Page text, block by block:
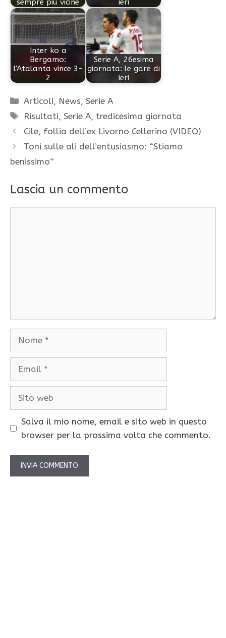
Inter ko a
Bergamo:
l'Atalanta vince 3-
2
Serie A, 26esima
giornata: le gare di
ieri
Categorie
Articoli, News,Serie A
Tag
Risultati,Serie A, tredicesima giornata
Cile, follia dell’ex Livorno Cellerino (VIDEO)
Toni sulle ali dell’entusiasmo: “Stiamo
benissimo”
Lascia un commento
Salva il mio nome, email e sito web in questo
browser per la prossima volta che commento.